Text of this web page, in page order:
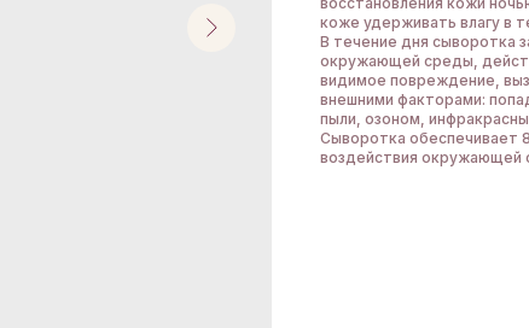
коже удерживать влагу в
В течение дня сыворотка
окружающей среды,
видимое повреждение,
внешними факторами:
пыли, озоном,
Сыворотка обеспечивает
воздействия окружающей